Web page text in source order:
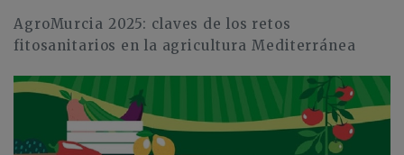
AgroMurcia 2025: claves de los retos
fitosanitarios en la agricultura Mediterránea